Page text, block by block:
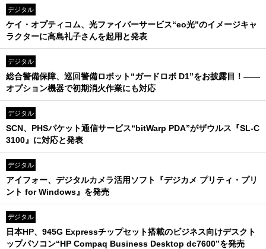
デジタル
ケイ・オプティコム、光ファイバーサービス“eo光”のイメージキャ
ラクターに高島礼子さんを起用と発表
デジタル
総合警備保障、巡回警備ロボット“ガードロボ D1”をお披露目！――
オプション機器で初期消火作業にも対応
デジタル
SCN、PHSパケット通信サービス“bitWarp PDA”がザウルス『SL-C
3100』に対応と発表
デジタル
アイフォー、デジタルカメラ活用ソフト『デジカメ プリティ・プリ
ント for Windows』を発売
デジタル
日本HP、945G Expressチップセット搭載のビジネス向けデスクト
ップパソコン“HP Compaq Business Desktop dc7600”を発売